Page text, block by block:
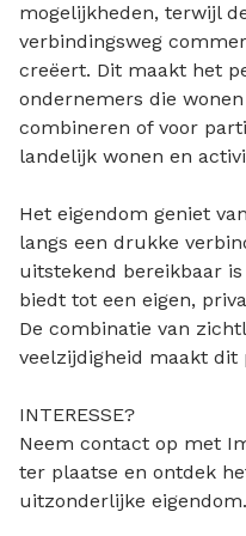
mogelijkheden, terwijl
verbindingsweg
creëert. Dit maakt het
ondernemers die
combineren of voor
landelijk wonen en
Het eigendom geniet
langs een drukke
uitstekend bereikbaar
biedt tot een eigen,
De combinatie van
veelzijdigheid maakt dit
INTERESSE?
Neem contact op met
ter plaatse en ontdek
uitzonderlijke eigendom.